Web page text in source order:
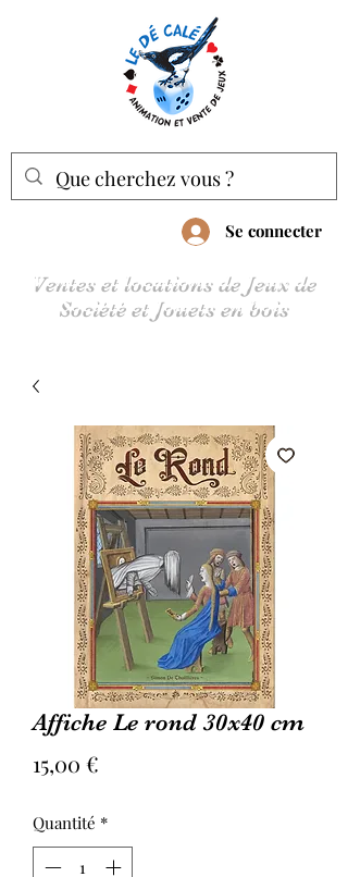
Se connecter
Ventes et locations de Jeux de
Société et Jouets en bois
Affiche Le rond 30x40 cm
15,00 €
Quantité *